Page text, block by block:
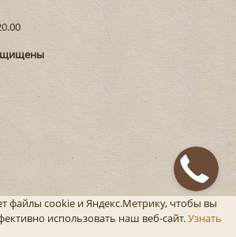
файлы cookie и Яндекс.Метрику, чтобы вы
использовать наш веб-сайт.Узнать